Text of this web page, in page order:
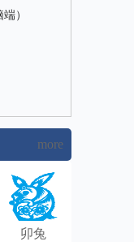
）
more
卯兔